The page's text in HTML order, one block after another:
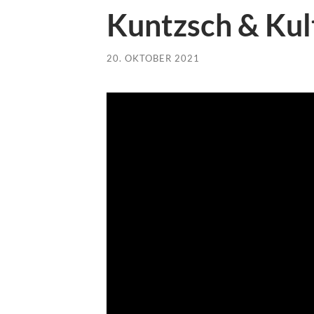
Kuntzsch &
20. OKTOBER 2021